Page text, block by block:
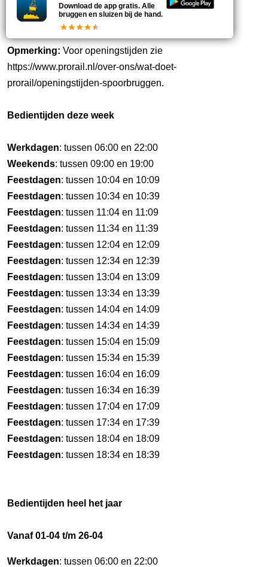
Bediening door provincie Zuid-Holland.
Opmerking: Voor openingstijden zie
https://www.prorail.nl/over-ons/wat-doet-
prorail/openingstijden-spoorbruggen.
Bedientijden deze week
Werkdagen: tussen 06:00 en 22:00
Weekends: tussen 09:00 en 19:00
Feestdagen: tussen 10:04 en 10:09
Feestdagen: tussen 10:34 en 10:39
Feestdagen: tussen 11:04 en 11:09
Feestdagen: tussen 11:34 en 11:39
Feestdagen: tussen 12:04 en 12:09
Feestdagen: tussen 12:34 en 12:39
Feestdagen: tussen 13:04 en 13:09
Feestdagen: tussen 13:34 en 13:39
Feestdagen: tussen 14:04 en 14:09
Feestdagen: tussen 14:34 en 14:39
Feestdagen: tussen 15:04 en 15:09
Feestdagen: tussen 15:34 en 15:39
Feestdagen: tussen 16:04 en 16:09
Feestdagen: tussen 16:34 en 16:39
Feestdagen: tussen 17:04 en 17:09
Feestdagen: tussen 17:34 en 17:39
Feestdagen: tussen 18:04 en 18:09
Feestdagen: tussen 18:34 en 18:39
Bedientijden heel het jaar
Vanaf 01-04 t/m 26-04
Werkdagen: tussen 06:00 en 22:00
Download de app gratis. Alle
bruggen en sluizen bij de hand.